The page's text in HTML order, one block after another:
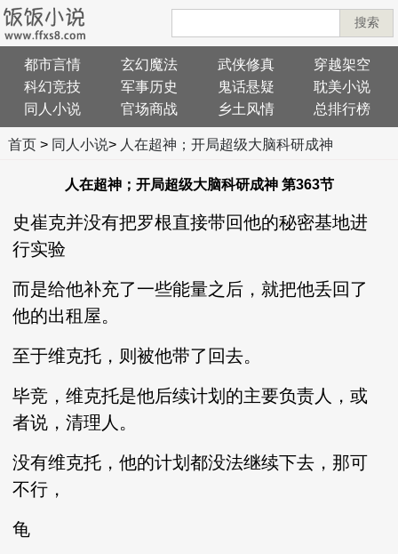
搜索
都市言情 玄幻魔法 武侠修真
穿越架空
科幻竞技
军事历史 鬼话悬疑
耽美小说
同人小说
官场商战 乡土风情 总排行榜
首页> 同人小说> 人在超神；开局超级大脑科研成神
人在超神；开局超级大脑科研成神 第363节
史崔克并没有把罗根直接带回他的秘密基地进
行实验
而是给他补充了一些能量之后，就把他丢回了
他的出租屋。
至于维克托，则被他带了回去。
毕竞，维克托是他后续计划的主要负责人，或
者说，清理人。
没有维克托，他的计划都没法继续下去，那可
不行，
龟